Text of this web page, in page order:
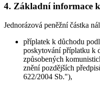
4. Základní informace
Jednorázová peněžní částka
příplatek k důchodu
poskytování příplatku k
způsobených
znění pozdějších
622/2004 Sb."),